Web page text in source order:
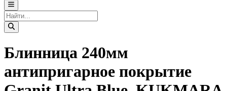
Блинница 240мм
антипригарное покрытие